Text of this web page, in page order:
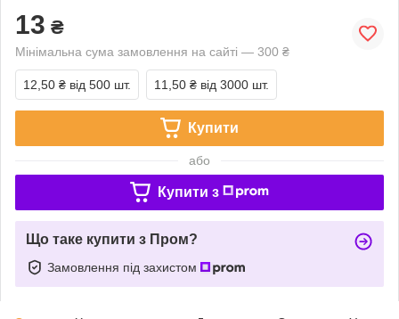
13 ₴
Мінімальна сума замовлення на сайті — 300 ₴
12,50 ₴ від 500 шт. 11,50 ₴ від 3000 шт.
Купити
або
Купити з
Що таке купити з Пром?
Замовлення під захистом